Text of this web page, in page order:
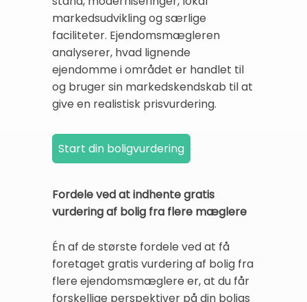
markedsudvikling og særlige
faciliteter. Ejendomsmægleren
analyserer, hvad lignende
ejendomme i området er handlet til
og bruger sin markedskendskab til at
give en realistisk prisvurdering.
Fordele ved at indhente gratis
vurdering af bolig fra flere mæglere
Én af de største fordele ved at få
foretaget gratis vurdering af bolig fra
flere ejendomsmæglere er, at du får
forskellige perspektiver på din boligs